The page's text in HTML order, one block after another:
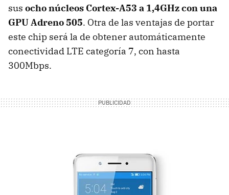
sus ocho núcleos Cortex-A53 a 1,4GHz con una
GPU Adreno 505. Otra de las ventajas de portar
este chip será la de obtener automáticamente
conectividad LTE categoría 7, con hasta
300Mbps.